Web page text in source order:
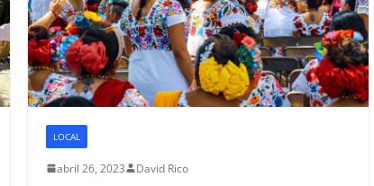
LOCAL
abril 26, 2023 David Rico